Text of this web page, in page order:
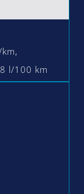
l/100 km